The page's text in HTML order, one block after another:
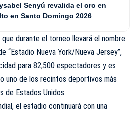
Senyú revalida el oro en
en Santo Domingo 2026
durante el torneo llevará el nombre
“Estadio Nueva York/Nueva Jersey”,
para 82,500 espectadores y es
uno de los recintos deportivos más
de Estados Unidos.
el estadio continuará con una